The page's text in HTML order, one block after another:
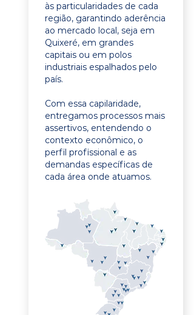
às particularidades de cada
região, garantindo aderência
ao mercado local, seja em
Quixeré, em grandes
capitais ou em polos
industriais espalhados pelo
país.
Com essa capilaridade,
entregamos processos mais
assertivos, entendendo o
contexto econômico, o
perfil profissional e as
demandas específicas de
cada área onde atuamos.